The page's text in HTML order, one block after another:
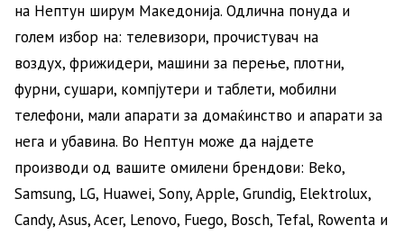
на Нептун ширум Македонија. Одлична понуда и
голем избор на: телевизори, прочистувач на
воздух, фрижидери, машини за перење, плотни,
фурни, сушари, компјутери и таблети, мобилни
телефони, мали апарати за домаќинство и апарати за
нега и убавина. Во Нептун може да најдете
производи од вашите омилени брендови: Beko,
Samsung, LG, Huawei, Sony, Apple, Grundig, Elektrolux,
Candy, Asus, Acer, Lenovo, Fuego, Bosch, Tefal, Rowenta и